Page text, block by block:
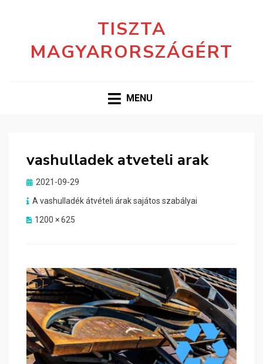
TISZTA
MAGYARORSZÁGÉRT
MENU
vashulladek atveteli arak
Posted
2021-09-29
A vashulladék átvételi árak sajátos szabályai
1200 × 625